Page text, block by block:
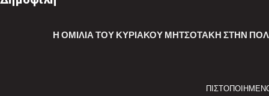
Η ΟΜΙΛΊΑ ΤΟΥ ΚΥΡΙΆΚΟΥ ΜΗΤΣΟΤΆΚΗ ΣΤΗΝ